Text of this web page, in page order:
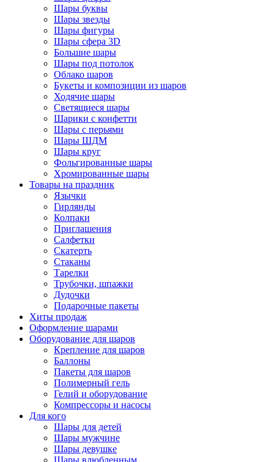
Шары буквы
Шары звезды
Шары фигуры
Шары сфера 3D
Большие шары
Шары под потолок
Облако шаров
Букеты и композиции из шаров
Ходячие шары
Светящиеся шары
Шарики с конфетти
Шары с перьями
Шары ШДМ
Шары круг
Фольгированные шары
Хромированные шары
Товары на праздник
Язычки
Гирлянды
Колпаки
Приглашения
Салфетки
Скатерть
Стаканы
Тарелки
Трубочки, шпажки
Дудочки
Подарочные пакеты
Хиты продаж
Оформление шарами
Оборудование для шаров
Крепление для шаров
Баллоны
Пакеты для шаров
Полимерный гель
Гелий и оборудование
Компрессоры и насосы
Для кого
Шары для детей
Шары мужчине
Шары девушке
Шары влюбленным